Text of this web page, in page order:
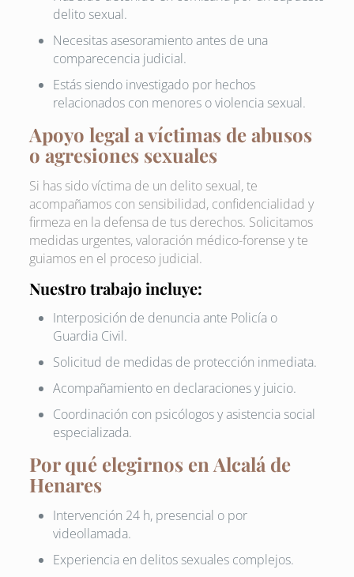
delito sexual.
Necesitas asesoramiento antes de una
comparecencia judicial.
Estás siendo investigado por hechos
relacionados con menores o violencia sexual.
Apoyo legal a víctimas de abusos
o agresiones sexuales
Si has sido víctima de un delito sexual, te
acompañamos con sensibilidad, confidencialidad y
firmeza en la defensa de tus derechos. Solicitamos
medidas urgentes, valoración médico-forense y te
guiamos en el proceso judicial.
Nuestro trabajo incluye:
Interposición de denuncia ante Policía o
Guardia Civil.
Solicitud de medidas de protección inmediata.
Acompañamiento en declaraciones y juicio.
Coordinación con psicólogos y asistencia social
especializada.
Por qué elegirnos en Alcalá de
Henares
Intervención 24 h, presencial o por
videollamada.
Experiencia en delitos sexuales complejos.